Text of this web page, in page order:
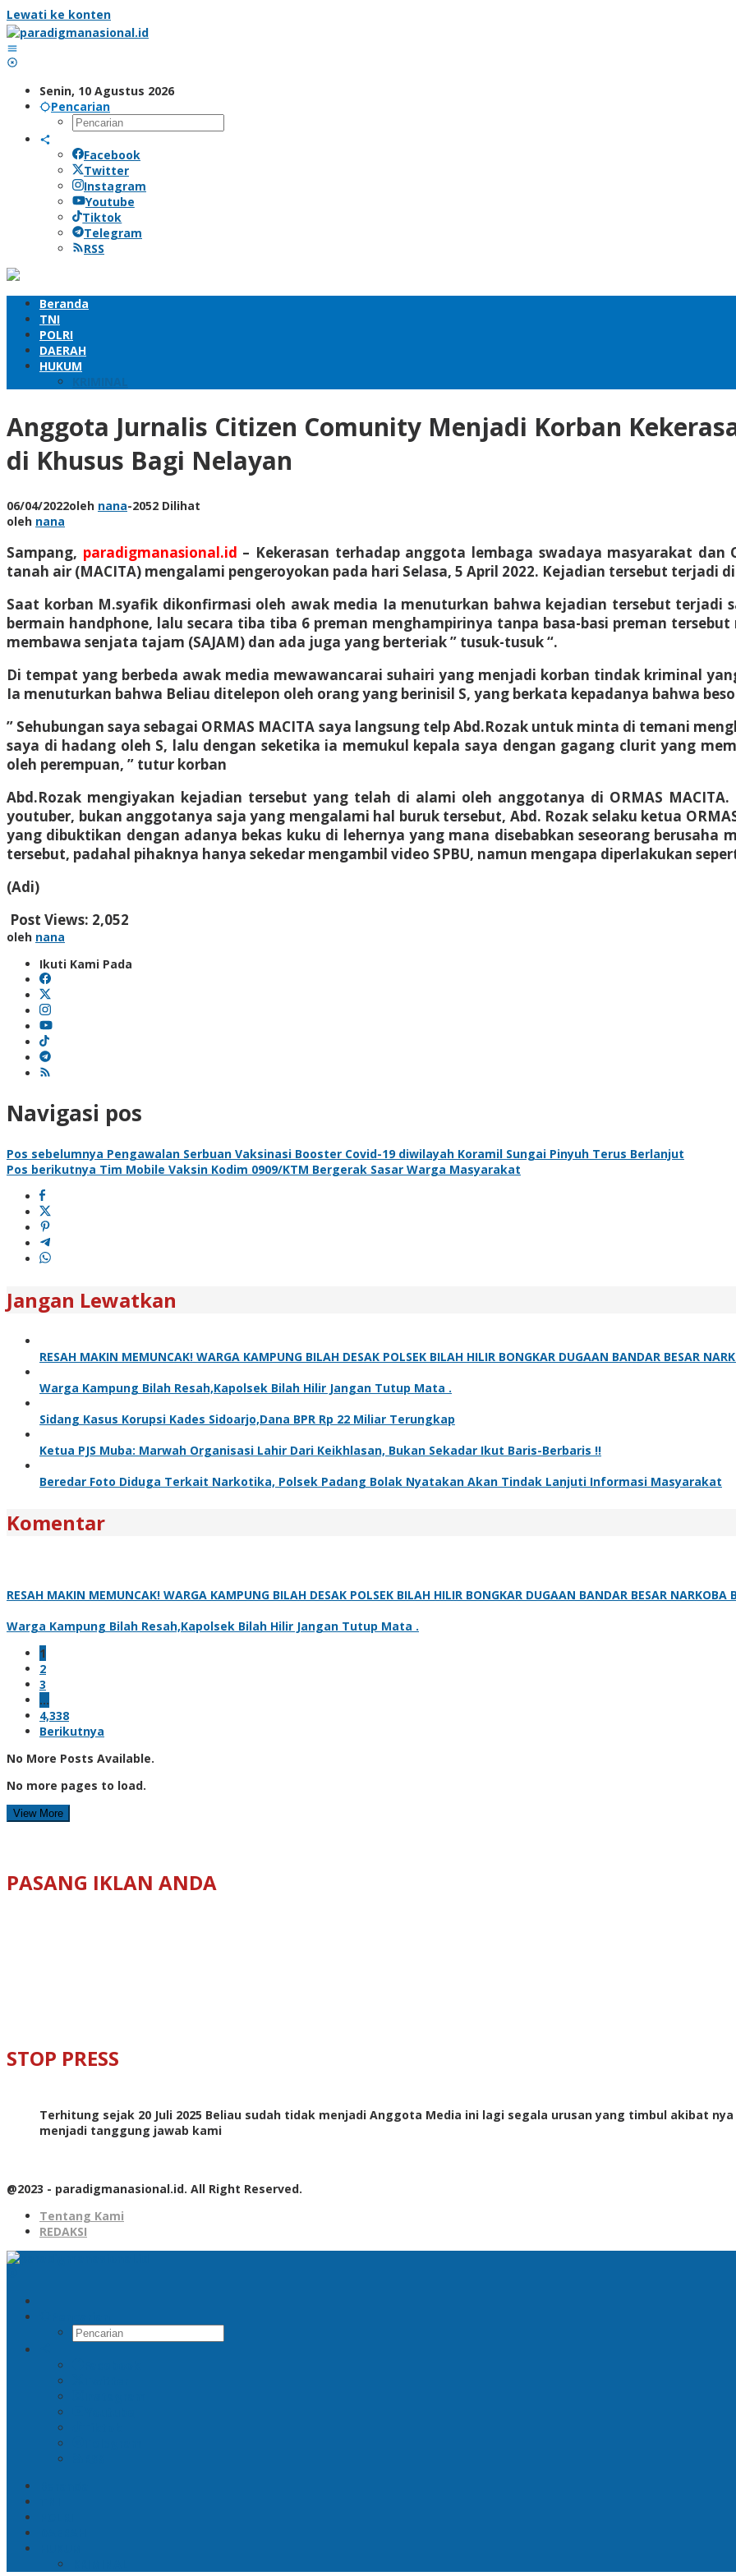
Lewati ke konten
Senin, 10 Agustus 2026
Pencarian
Facebook
Twitter
Instagram
Youtube
Tiktok
Telegram
RSS
Beranda
TNI
POLRI
DAERAH
HUKUM
KRIMINAL
Anggota Jurnalis Citizen Comunity Menjadi Korban
di Khusus Bagi Nelayan
06/04/2022oleh nana-2052 Dilihat
oleh nana
Sampang, paradigmanasional.id – Kekerasan terhadap anggota lembaga swadaya masyarakat dan
tanah air (MACITA) mengalami pengeroyokan pada hari Selasa, 5 April 2022. Kejadian tersebut terjadi
Saat korban M.syafik dikonfirmasi oleh awak media Ia menuturkan bahwa kejadian tersebut terjadi
bermain handphone, lalu secara tiba tiba 6 preman menghampirinya tanpa basa-basi preman
membawa senjata tajam (SAJAM) dan ada juga yang berteriak ” tusuk-tusuk “.
Di tempat yang berbeda awak media mewawancarai suhairi yang menjadi korban tindak kriminal
Ia menuturkan bahwa Beliau ditelepon oleh orang yang berinisil S, yang berkata kepadanya bahwa
” Sehubungan saya sebagai ORMAS MACITA saya langsung telp Abd.Rozak untuk minta di temani
saya di hadang oleh S, lalu dengan seketika ia memukul kepala saya dengan gagang clurit yang
oleh perempuan, ” tutur korban
Abd.Rozak mengiyakan kejadian tersebut yang telah di alami oleh anggotanya di ORMAS
youtuber, bukan anggotanya saja yang mengalami hal buruk tersebut, Abd. Rozak selaku ketua
yang dibuktikan dengan adanya bekas kuku di lehernya yang mana disebabkan seseorang berusaha
tersebut, padahal pihaknya hanya sekedar mengambil video SPBU, namun mengapa diperlakukan
(Adi)
Post Views: 2,052
oleh nana
Ikuti Kami Pada
Navigasi pos
Pos sebelumnya Pengawalan Serbuan Vaksinasi Booster Covid-19 diwilayah Koramil Sungai Pinyuh Terus Berlanjut
Pos berikutnya Tim Mobile Vaksin Kodim 0909/KTM Bergerak Sasar Warga Masyarakat
Jangan Lewatkan
RESAH MAKIN MEMUNCAK! WARGA KAMPUNG BILAH DESAK POLSEK BILAH HILIR BONGKAR DUGAAN BANDAR BESAR
Warga Kampung Bilah Resah,Kapolsek Bilah Hilir Jangan Tutup Mata .
Sidang Kasus Korupsi Kades Sidoarjo,Dana BPR Rp 22 Miliar Terungkap
Ketua PJS Muba: Marwah Organisasi Lahir Dari Keikhlasan, Bukan Sekadar Ikut Baris-Berbaris !!
Beredar Foto Diduga Terkait Narkotika, Polsek Padang Bolak Nyatakan Akan Tindak Lanjuti Informasi Masyarakat
Komentar
RESAH MAKIN MEMUNCAK! WARGA KAMPUNG BILAH DESAK POLSEK BILAH HILIR BONGKAR DUGAAN BANDAR BESAR NARKOBA
Warga Kampung Bilah Resah,Kapolsek Bilah Hilir Jangan Tutup Mata .
1
2
3
…
4,338
Berikutnya
No More Posts Available.
No more pages to load.
View More
PASANG IKLAN ANDA
STOP PRESS
Terhitung sejak 20 Juli 2025 Beliau sudah tidak menjadi Anggota Media ini lagi segala urusan yang timbul akibat
menjadi tanggung jawab kami
@2023 - paradigmanasional.id. All Right Reserved.
Tentang Kami
REDAKSI